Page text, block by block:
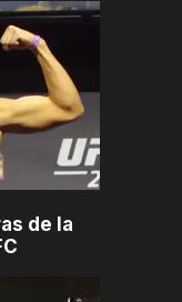
de la